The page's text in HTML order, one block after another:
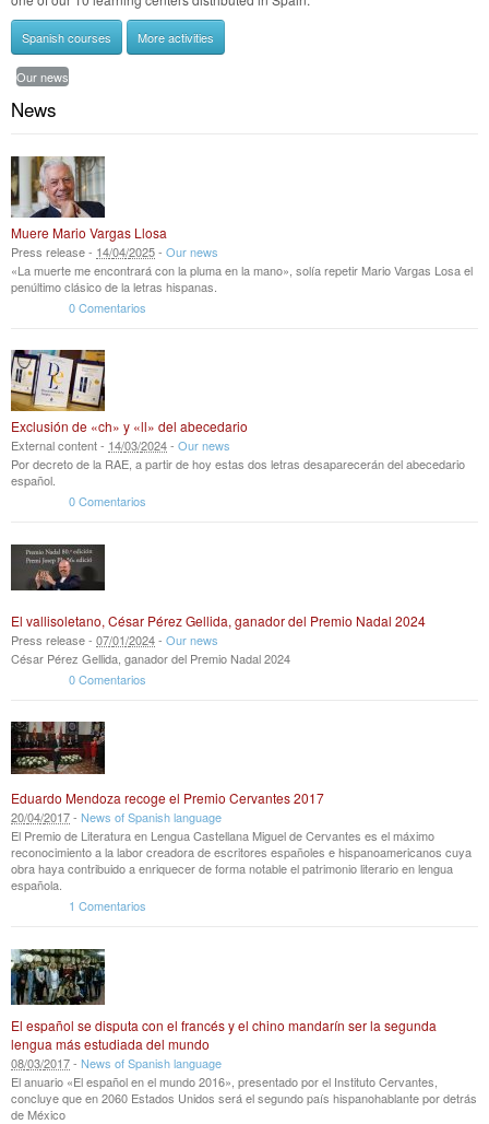
Spanish courses More activities
Our news
News
Muere Mario Vargas Llosa
Press release - 14/04/2025- Our news
«La muerte me encontrará con la pluma en la mano», solía repetir Mario Vargas Losa el
penúltimo clásico de la letras hispanas.
0 Comentarios
Exclusión de «ch» y «ll» del abecedario
External content - 14/03/2024- Our news
Por decreto de la RAE, a partir de hoy estas dos letras desaparecerán del abecedario
español.
0 Comentarios
El vallisoletano, César Pérez Gellida, ganador del Premio Nadal 2024
Press release - 07/01/2024- Our news
César Pérez Gellida, ganador del Premio Nadal 2024
0 Comentarios
Eduardo Mendoza recoge el Premio Cervantes 2017
20/04/2017- News of Spanish language
El Premio de Literatura en Lengua Castellana Miguel de Cervantes es el máximo
reconocimiento a la labor creadora de escritores españoles e hispanoamericanos cuya
obra haya contribuido a enriquecer de forma notable el patrimonio literario en lengua
española.
1 Comentarios
El español se disputa con el francés y el chino mandarín ser la segunda
lengua más estudiada del mundo
08/03/2017- News of Spanish language
El anuario «El español en el mundo 2016», presentado por el Instituto Cervantes,
concluye que en 2060 Estados Unidos será el segundo país hispanohablante por detrás
de México